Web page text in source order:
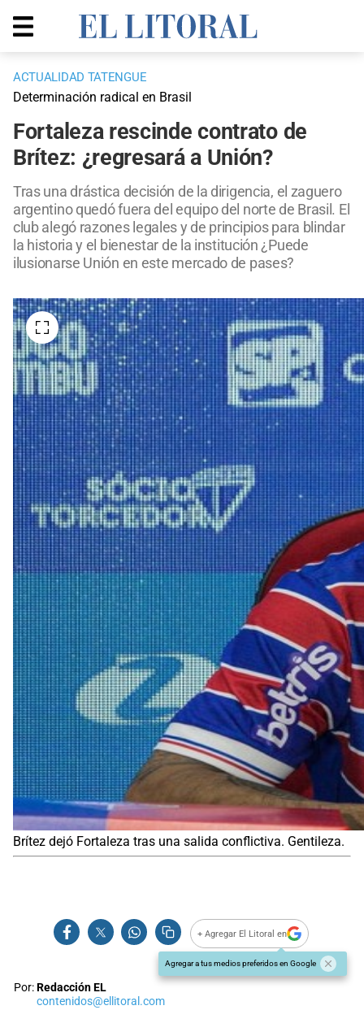
ACTUALIDAD TATENGUE
Determinación radical en Brasil
Fortaleza rescinde contrato de
Brítez: ¿regresará a Unión?
Tras una drástica decisión de la dirigencia, el zaguero
argentino quedó fuera del equipo del norte de Brasil. El
club alegó razones legales y de principios para blindar
la historia y el bienestar de la institución ¿Puede
ilusionarse Unión en este mercado de pases?
Brítez dejó Fortaleza tras una salida conflictiva. Gentileza.
+ Agregar El Litoral en
Agregar a tus medios preferidos en Google
Por:Redacción EL
contenidos@ellitoral.com